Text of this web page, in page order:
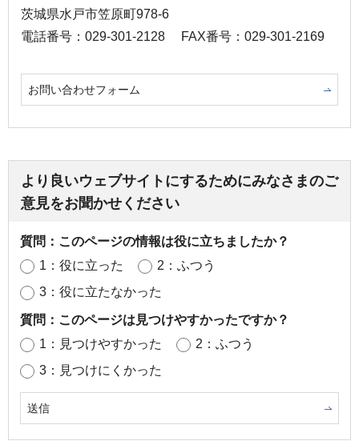
茨城県水戸市笠原町978-6
電話番号：029-301-2128
FAX番号：029-301-2169
お問い合わせフォーム
より良いウェブサイトにするためにみなさまのご
意見をお聞かせください
質問：このページの情報は役に立ちましたか？
1：役に立った
2：ふつう
3：役に立たなかった
質問：このページは見つけやすかったですか？
1：見つけやすかった
2：ふつう
3：見つけにくかった